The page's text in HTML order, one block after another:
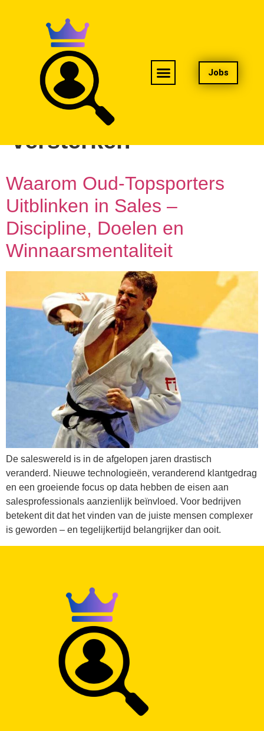
Jobs
Tag:sales team
versterken
Waarom Oud-Topsporters
Uitblinken in Sales –
Discipline, Doelen en
Winnaarsmentaliteit
De saleswereld is in de afgelopen jaren drastisch
veranderd. Nieuwe technologieën, veranderend klantgedrag
en een groeiende focus op data hebben de eisen aan
salesprofessionals aanzienlijk beïnvloed. Voor bedrijven
betekent dit dat het vinden van de juiste mensen complexer
is geworden – en tegelijkertijd belangrijker dan ooit.